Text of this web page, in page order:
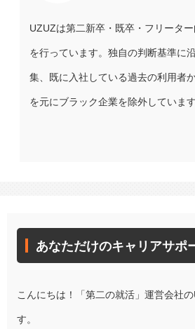
UZUZは第二新卒・既卒・フリータ
を行っています。独自の判断基準に
集、既に入社している過去の利用者
を元にブラック企業を除外しています
あなただけのキャリアサポ
こんにちは！「第二の就活」運営会社
す。